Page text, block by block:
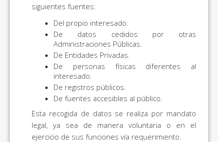
siguientes fuentes:
Del propio interesado.
De datos cedidos por otras
Administraciones Públicas.
De Entidades Privadas.
De personas físicas diferentes al
interesado.
De registros públicos.
De fuentes accesibles al público.
Esta recogida de datos se realiza por mandato
legal, ya sea de manera voluntaria o en el
ejercicio de sus funciones vía requerimiento.